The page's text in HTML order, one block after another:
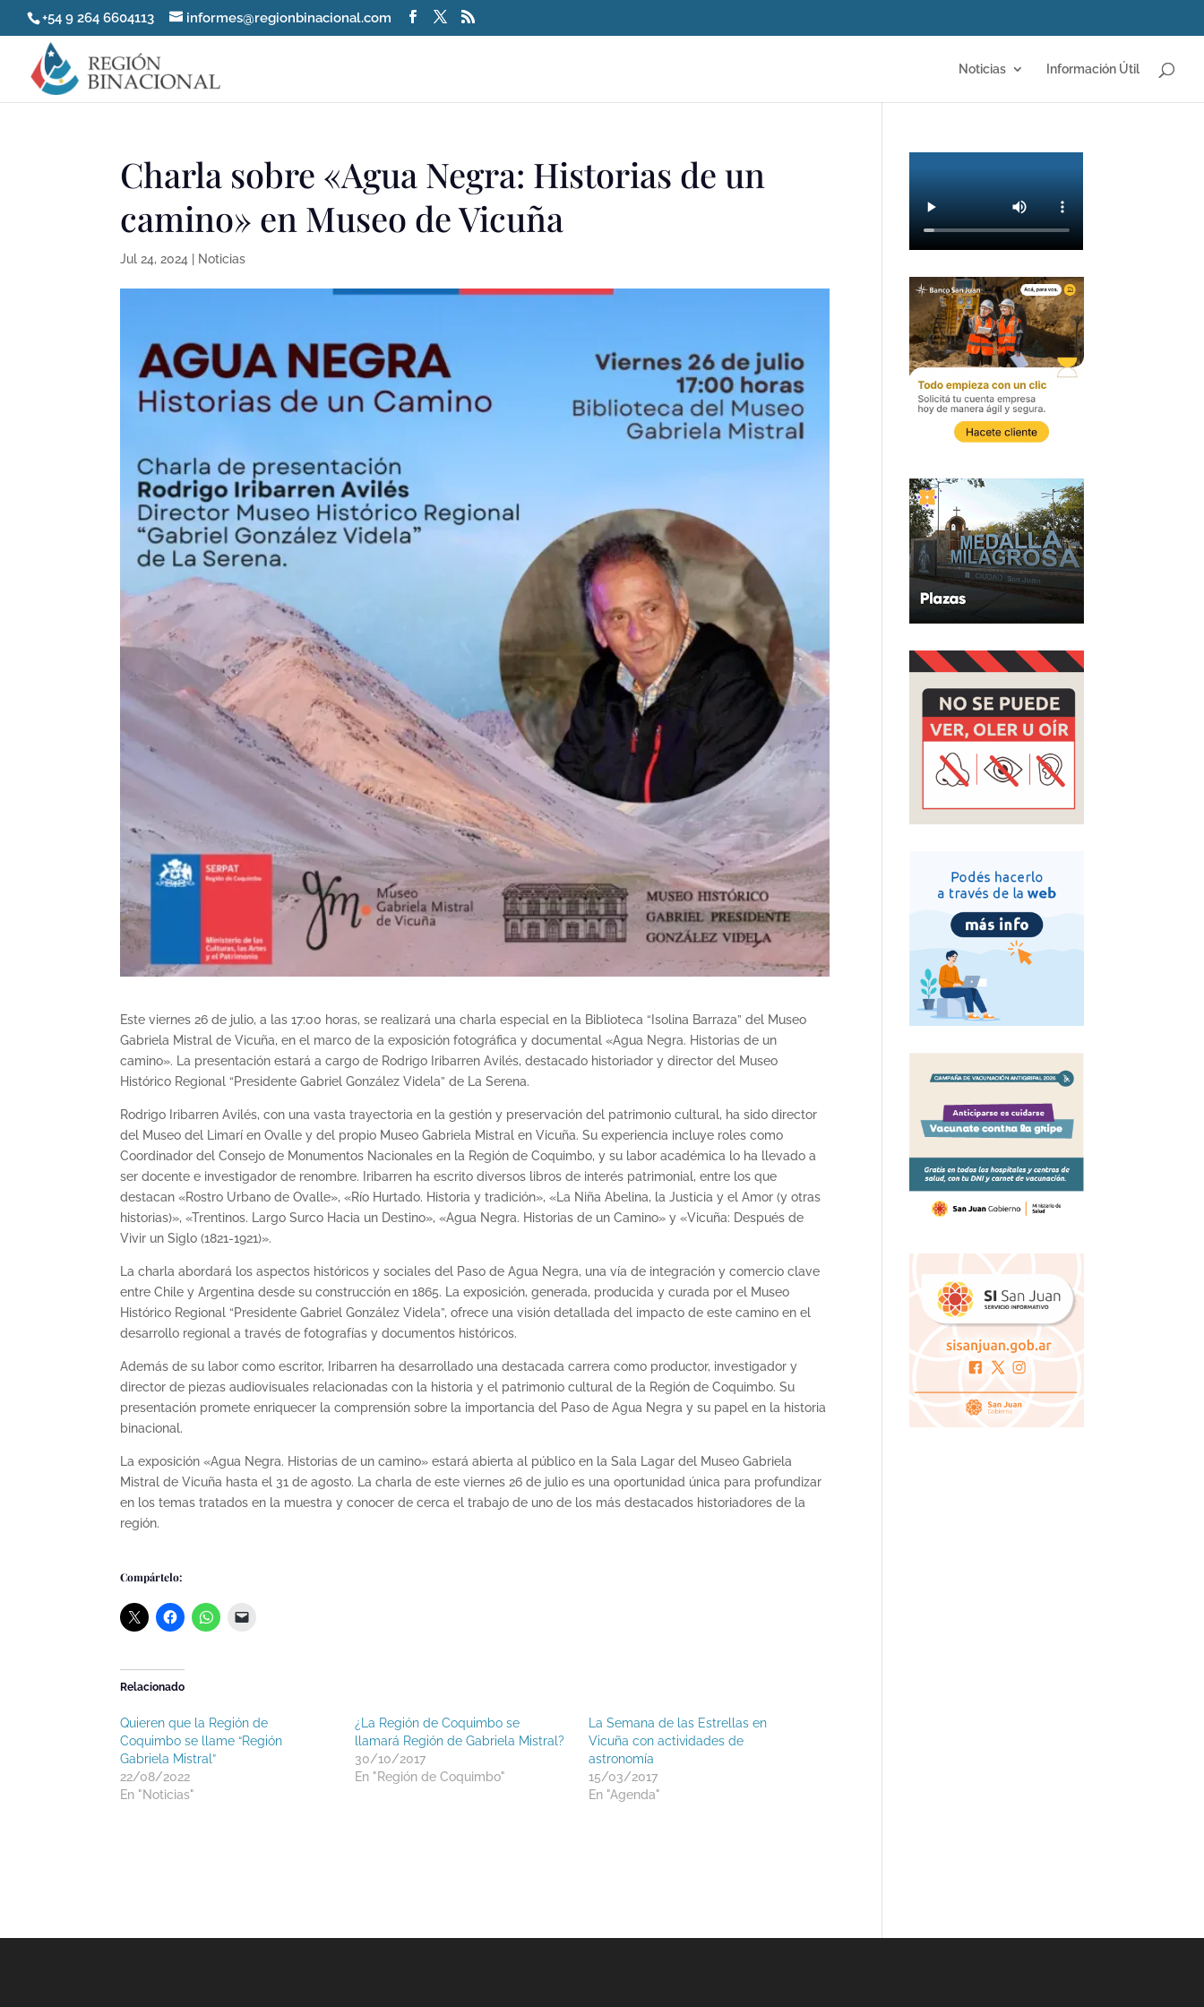
+54 9 264 6604113 informes@regionbinacional.com
Noticias Información Útil
Charla sobre «Agua Negra: Historias de un
camino» en Museo de Vicuña
Jul 24, 2024 Noticias
Este viernes 26 de julio, a las 17:00 horas, se realizará una charla especial en la Biblioteca “Isolina Barraza” del Museo
Gabriela Mistral de Vicuña, en el marco de la exposición fotográfica y documental «Agua Negra. Historias de un
camino». La presentación estará a cargo de Rodrigo Iribarren Avilés, destacado historiador y director del Museo
Histórico Regional “Presidente Gabriel González Videla” de La Serena.
Rodrigo Iribarren Avilés, con una vasta trayectoria en la gestión y preservación del patrimonio cultural, ha sido director
del Museo del Limarí en Ovalle y del propio Museo Gabriela Mistral en Vicuña. Su experiencia incluye roles como
Coordinador del Consejo de Monumentos Nacionales en la Región de Coquimbo, y su labor académica lo ha llevado a
ser docente e investigador de renombre. Iribarren ha escrito diversos libros de interés patrimonial, entre los que
destacan «Rostro Urbano de Ovalle», «Río Hurtado. Historia y tradición», «La Niña Abelina, la Justicia y el Amor (y otras
historias)», «Trentinos. Largo Surco Hacia un Destino», «Agua Negra. Historias de un Camino» y «Vicuña: Después de
Vivir un Siglo (1821-1921)».
La charla abordará los aspectos históricos y sociales del Paso de Agua Negra, una vía de integración y comercio clave
entre Chile y Argentina desde su construcción en 1865. La exposición, generada, producida y curada por el Museo
Histórico Regional “Presidente Gabriel González Videla”, ofrece una visión detallada del impacto de este camino en el
desarrollo regional a través de fotografías y documentos históricos.
Además de su labor como escritor, Iribarren ha desarrollado una destacada carrera como productor, investigador y
director de piezas audiovisuales relacionadas con la historia y el patrimonio cultural de la Región de Coquimbo. Su
presentación promete enriquecer la comprensión sobre la importancia del Paso de Agua Negra y su papel en la historia
binacional.
La exposición «Agua Negra. Historias de un camino» estará abierta al público en la Sala Lagar del Museo Gabriela
Mistral de Vicuña hasta el 31 de agosto. La charla de este viernes 26 de julio es una oportunidad única para profundizar
en los temas tratados en la muestra y conocer de cerca el trabajo de uno de los más destacados historiadores de la
región.
Compártelo:
Relacionado
Quieren que la Región de
Coquimbo se llame “Región
Gabriela Mistral”
22/08/2022
En "Noticias"
¿La Región de Coquimbo se
llamará Región de Gabriela Mistral?
30/10/2017
En "Región de Coquimbo"
La Semana de las Estrellas en
Vicuña con actividades de
astronomía
15/03/2017
En "Agenda"